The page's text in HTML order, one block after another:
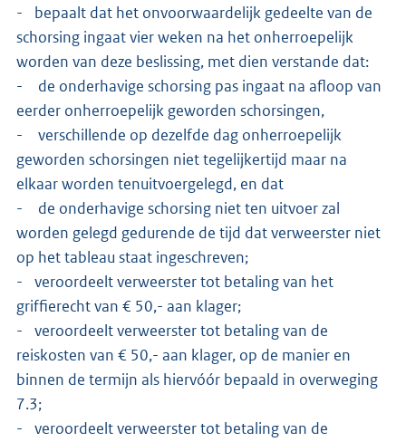
- bepaalt dat het onvoorwaardelijk gedeelte van de
schorsing ingaat vier weken na het onherroepelijk
worden van deze beslissing, met dien verstande dat:
- de onderhavige schorsing pas ingaat na afloop van
eerder onherroepelijk geworden schorsingen,
- verschillende op dezelfde dag onherroepelijk
geworden schorsingen niet tegelijkertijd maar na
elkaar worden tenuitvoergelegd, en dat
- de onderhavige schorsing niet ten uitvoer zal
worden gelegd gedurende de tijd dat verweerster niet
op het tableau staat ingeschreven;
- veroordeelt verweerster tot betaling van het
griffierecht van € 50,- aan klager;
- veroordeelt verweerster tot betaling van de
reiskosten van € 50,- aan klager, op de manier en
binnen de termijn als hiervóór bepaald in overweging
7.3;
- veroordeelt verweerster tot betaling van de